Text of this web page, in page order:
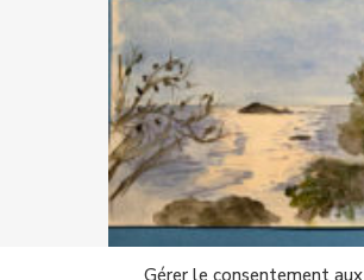
Gérer le consentement aux